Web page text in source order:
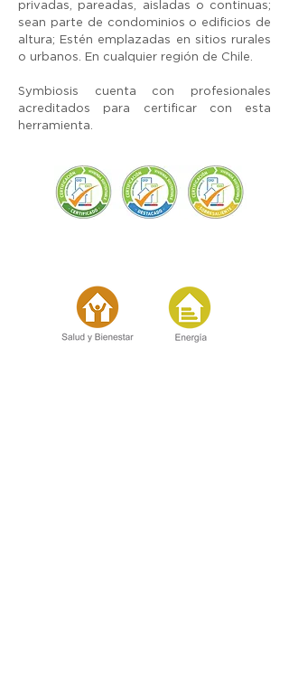
privadas, pareadas, aisladas o continuas;
sean parte de condominios o edificios de
altura; Estén emplazadas en sitios rurales
o urbanos. En cualquier región de Chile.
Symbiosis cuenta con profesionales
acreditados para certificar con esta
herramienta.